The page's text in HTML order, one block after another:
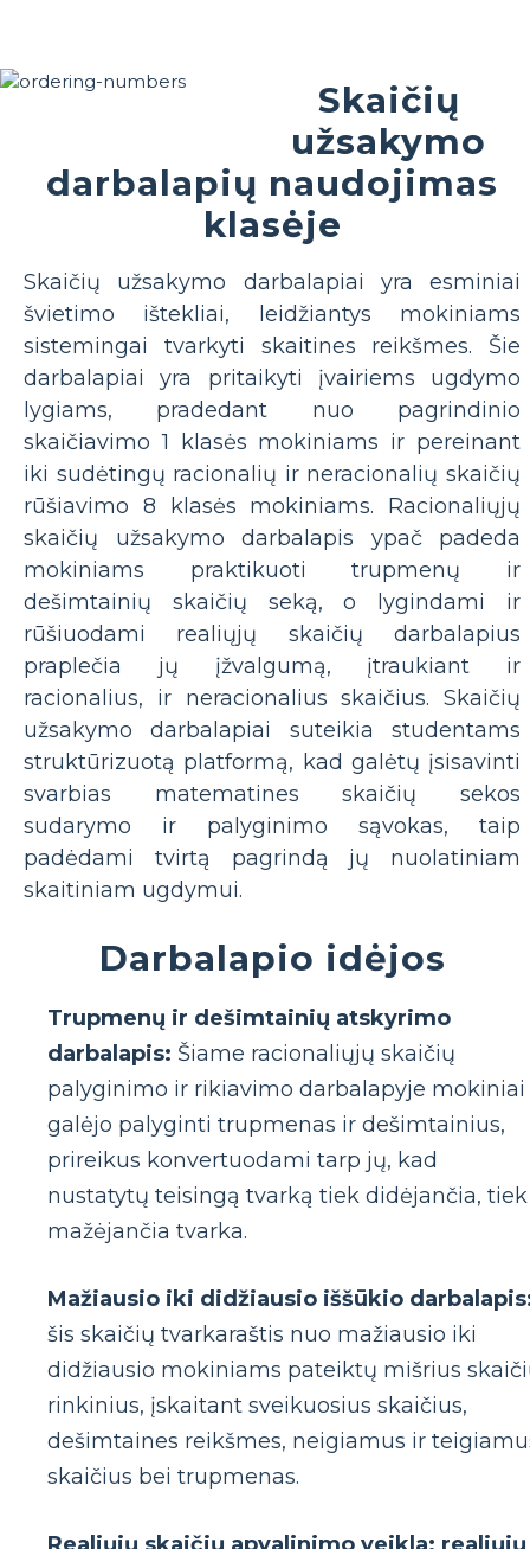
Skaičių
užsakymo
darbalapių naudojimas
klasėje
Skaičių užsakymo darbalapiai yra esminiai
švietimo ištekliai, leidžiantys mokiniams
sistemingai tvarkyti skaitines reikšmes. Šie
darbalapiai yra pritaikyti įvairiems ugdymo
lygiams, pradedant nuo pagrindinio
skaičiavimo 1 klasės mokiniams ir pereinant
iki sudėtingų racionalių ir neracionalių skaičių
rūšiavimo 8 klasės mokiniams. Racionaliųjų
skaičių užsakymo darbalapis ypač padeda
mokiniams praktikuoti trupmenų ir
dešimtainių skaičių seką, o lygindami ir
rūšiuodami realiųjų skaičių darbalapius
praplečia jų įžvalgumą, įtraukiant ir
racionalius, ir neracionalius skaičius. Skaičių
užsakymo darbalapiai suteikia studentams
struktūrizuotą platformą, kad galėtų įsisavinti
svarbias matematines skaičių sekos
sudarymo ir palyginimo sąvokas, taip
padėdami tvirtą pagrindą jų nuolatiniam
skaitiniam ugdymui.
Darbalapio idėjos
Trupmenų ir dešimtainių atskyrimo
darbalapis: Šiame racionaliųjų skaičių
palyginimo ir rikiavimo darbalapyje mokiniai
galėjo palyginti trupmenas ir dešimtainius,
prireikus konvertuodami tarp jų, kad
nustatytų teisingą tvarką tiek didėjančia, tiek
mažėjančia tvarka.
Mažiausio iki didžiausio iššūkio
šis skaičių tvarkaraštis nuo mažiausio iki
didžiausio mokiniams pateiktų mišrius
rinkinius, įskaitant sveikuosius skaičius,
dešimtaines reikšmes, neigiamus ir
skaičius bei trupmenas.